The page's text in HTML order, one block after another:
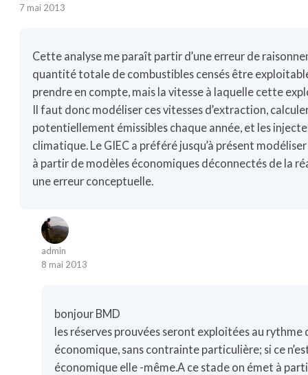
7 mai 2013
Cette analyse me paraît partir d’une erreur de
quantité totale de combustibles censés être
prendre en compte, mais la vitesse à laquelle cette
Il faut donc modéliser ces vitesses d’extraction,
potentiellement émissibles chaque année, et les
climatique. Le GIEC a préféré jusqu’à présent
à partir de modèles économiques déconnectés de la
une erreur conceptuelle.
admin
8 mai 2013
bonjour BMD
les réserves prouvées seront exploitées au rythme
économique, sans contrainte particulière; si ce
économique elle -même.A ce stade on émet à